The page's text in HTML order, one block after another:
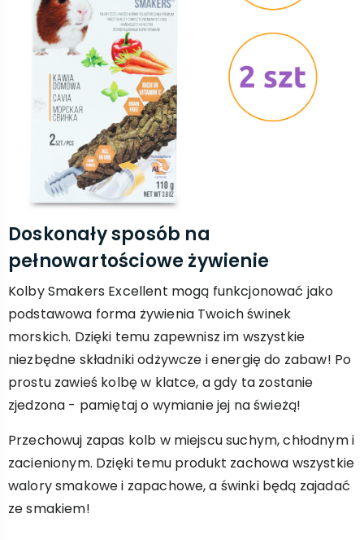
Doskonały sposób na
pełnowartościowe żywienie
Kolby Smakers Excellent mogą funkcjonować jako
podstawowa forma żywienia Twoich świnek
morskich. Dzięki temu zapewnisz im wszystkie
niezbędne składniki odżywcze i energię do zabaw! Po
prostu zawieś kolbę w klatce, a gdy ta zostanie
zjedzona - pamiętaj o wymianie jej na świeżą!
Przechowuj zapas kolb w miejscu suchym, chłodnym i
zacienionym. Dzięki temu produkt zachowa wszystkie
walory smakowe i zapachowe, a świnki będą zajadać
ze smakiem!